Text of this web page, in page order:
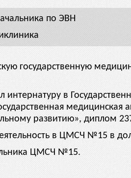
по ЭВН
государственную
интернатуру в
развитию», диплом
в ЦМСЧ №15 в
ЦМСЧ №15.